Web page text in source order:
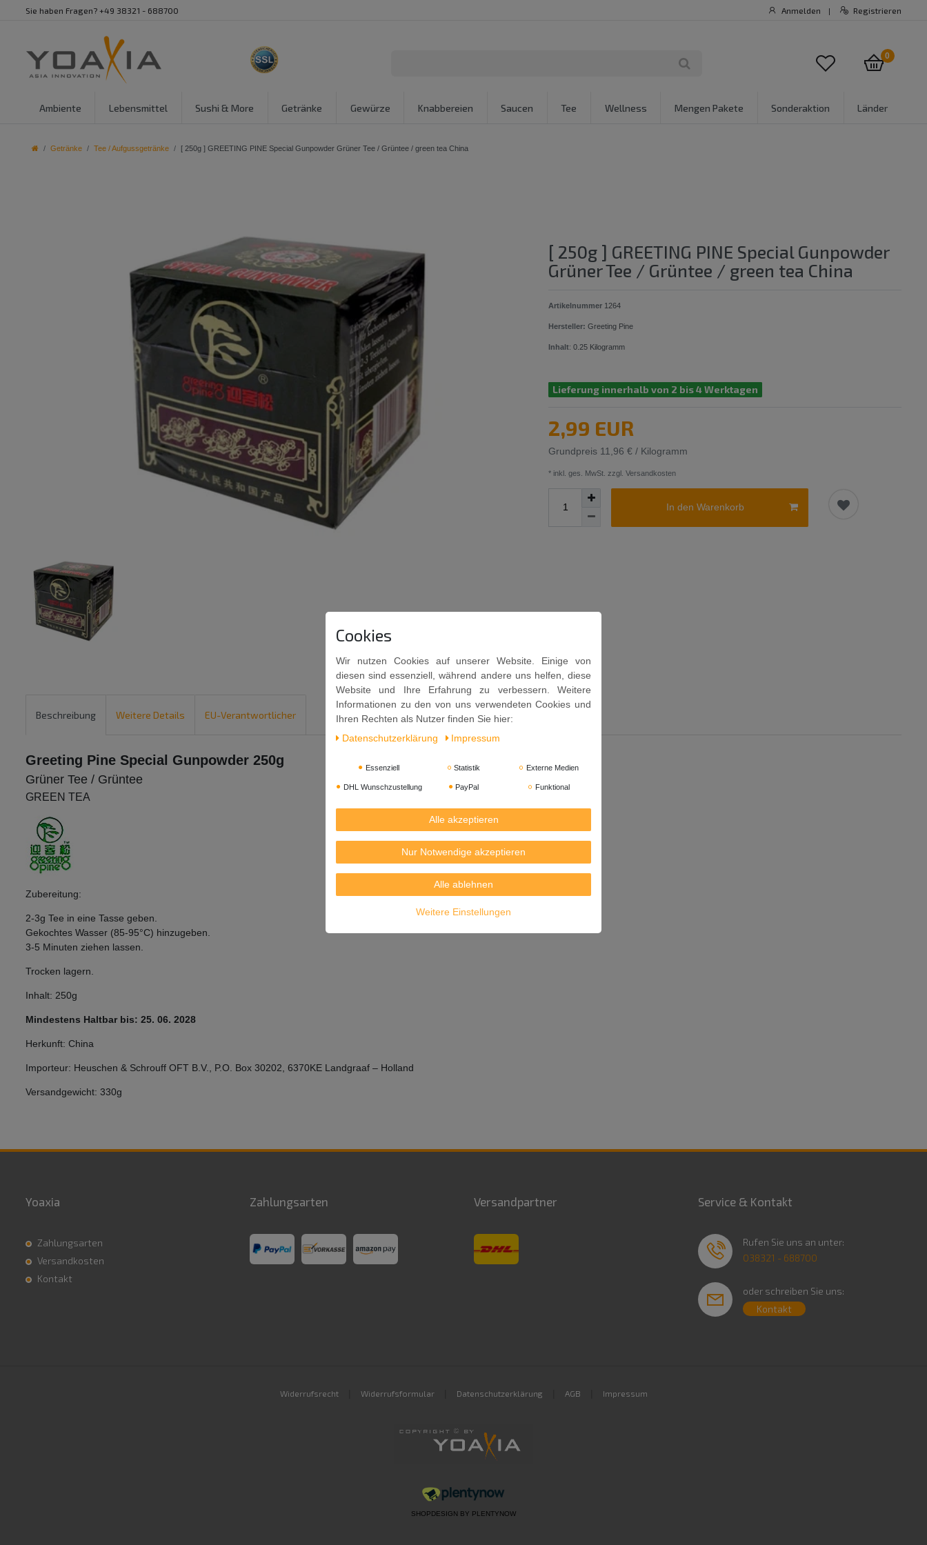
Sie haben Fragen? +49 38321 - 688700 Anmelden | Registrieren
0
Ambiente Lebensmittel Sushi & More Getränke Gewürze Knabbereien Saucen Tee Wellness Mengen Pakete Sonderaktion Länder
Getränke Tee / Aufgussgetränke [ 250g ] GREETING PINE Special Gunpowder Grüner Tee / Grüntee / green tea China
[ 250g ] GREETING PINE Special Gunpowder
Grüner Tee / Grüntee / green tea China
Artikelnummer 1264
Hersteller: Greeting Pine
Inhalt:0.25 Kilogramm
Lieferung innerhalb von 2 bis 4 Werktagen
2,99 EUR
Grundpreis 11,96 € / Kilogramm
* inkl. ges. MwSt. zzgl. Versandkosten
In den Warenkorb
Beschreibung Weitere Details EU-Verantwortlicher
Greeting Pine Special Gunpowder 250g
Grüner Tee / Grüntee
GREEN TEA
Zubereitung:
2-3g Tee in eine Tasse geben.
Gekochtes Wasser (85-95°C) hinzugeben.
3-5 Minuten ziehen lassen.
Trocken lagern.
Inhalt: 250g
Mindestens Haltbar bis: 25. 06. 2028
Herkunft: China
Importeur: Heuschen & Schrouff OFT B.V., P.O. Box 30202, 6370KE Landgraaf – Holland
Versandgewicht: 330g
Yoaxia
Zahlungsarten
Versandkosten
Kontakt
Zahlungsarten Versandpartner Service & Kontakt
Rufen Sie uns an unter:
038321 - 688700
oder schreiben Sie uns:
Kontakt
Widerrufsrecht Widerrufsformular Datenschutzerklärung AGB Impressum
SHOPDESIGN BY PLENTYNOW
Cookies
Wir nutzen Cookies auf unserer Website. Einige von
diesen sind essenziell, während andere uns helfen, diese
Website und Ihre Erfahrung zu verbessern. Weitere
Informationen zu den von uns verwendeten Cookies und
Ihren Rechten als Nutzer finden Sie hier:
Daten­schutz­erklärung
Impressum
Essenziell Statistik Externe Medien
DHL Wunschzustellung PayPal Funktional
Alle akzeptieren
Nur Notwendige akzeptieren
Alle ablehnen
Weitere Einstellungen